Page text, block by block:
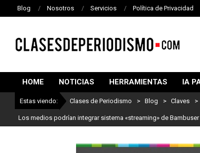
Blog Nosotros Servicios Política de Privacidad
DE
PERIODISMO
HOME NOTICIAS HERRAMIENTAS IA
Estas viendo: Clases de Periodismo > Blog > Claves >
Los medios podrían integrar sistema «streaming» de Bambuser